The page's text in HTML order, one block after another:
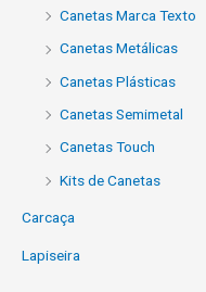
Canetas Marca Texto
Canetas Metálicas
Canetas Plásticas
Canetas Semimetal
Canetas Touch
Kits de Canetas
Carcaça
Lapiseira